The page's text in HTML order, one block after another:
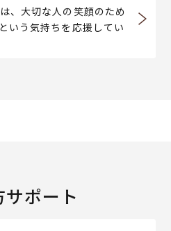
、大切な人の笑顔のため
いう気持ちを応援してい
ポート